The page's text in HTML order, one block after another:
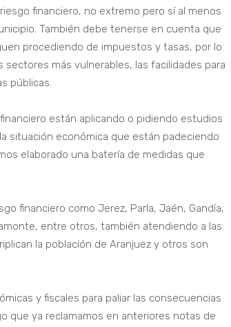
financiero, no extremo pero sí al menos
También debe tenerse en cuenta que
procediendo de impuestos y tasas, por lo
más vulnerables, las facilidades para
públicas.
están aplicando o pidiendo estudios
situación económica que están padeciendo
elaborado una batería de medidas que
financiero como Jerez, Parla, Jaén, Gandía,
entre otros, también atendiendo a las
la población de Aranjuez y otros son
y fiscales para paliar las consecuencias
que ya reclamamos en anteriores notas de